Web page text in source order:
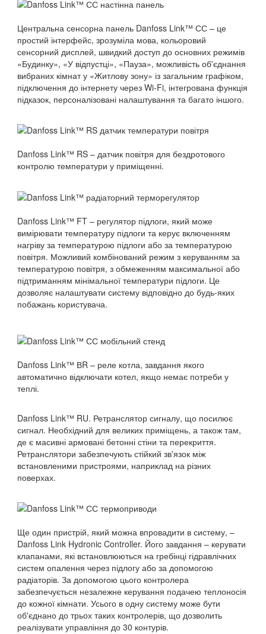
Центральна сенсорна панель Danfoss Link™ СС – це
простий інтерфейс, зрозуміла мова, кольоровий
сенсорний дисплей, швидкий доступ до основних режимів
«Будинку», «У відпустці», «Пауза», можливість об'єднання
вибраних кімнат у «Житлову зону» із загальним графіком,
підключення до інтернету через Wi-Fi, інтегрована функція
підказок, персоналізовані налаштування та багато іншого.
Danfoss Link™ RS – датчик повітря для бездротового
контролю температури у приміщенні.
Danfoss Link™ FT – регулятор підлоги, який може
вимірювати температуру підлоги та керує включенням
нагріву за температурою підлоги або за температурою
повітря. Можливий комбінований режим з керуванням за
температурою повітря, з обмеженням максимальної або
підтриманням мінімальної температури підлоги. Це
дозволяє налаштувати систему відповідно до будь-яких
побажань користувача.
Danfoss Link™ ВR – реле котла, завдання якого
автоматично відключати котел, якщо немає потреби у
теплі.
Danfoss Link™ RU. Ретранслятор сигналу, що посилює
сигнал. Необхідний для великих приміщень, а також там,
де є масивні армовані бетонні стіни та перекриття.
Ретранслятори забезпечують стійкий зв'язок між
встановленими пристроями, наприклад на різних
поверхах.
Ще один пристрій, який можна впровадити в систему, –
Danfoss Link Hydronic Controller. Його завдання – керувати
клапанами, які встановлюються на гребінці гідравлічних
систем опалення через підлогу або за допомогою
радіаторів. За допомогою цього контролера
забезпечується незалежне керування подачею теплоносія
до кожної кімнати. Усього в одну систему може бути
об'єднано до трьох таких контролерів, що дозволить
реалізувати управління до 30 контурів.